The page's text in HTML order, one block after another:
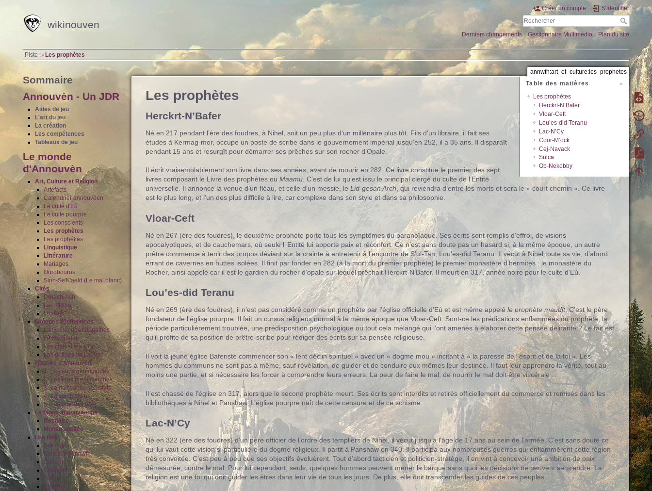
wikinouven
Créer un compte S'identifier
Derniers changements Gestionnaire Multimédia Plan du site
Piste : • Les prophètes
Sommaire
Annouvèn - Un JDR
Aides de jeu
L'art du jeu
La création
Les compétences
Tableaux de jeu
Le monde
d'Annouvèn
Art, Culture et Religion
Artefacts
Calendrier annouvéen
Le culte d'Eù
Le culte pourpre
Les conscients
Les prophètes
Les prophéties
Linguistique
Littérature
Mariages
Ourobouros
Sinn-Se'K'aeld (Le mal blanc)
Cités
Derach-Ach
Far-T'Ulha
Lin-Bek
Groupes d'influences
La Guilde des télépathes
Le Morganat
Les chevaliers d'Eù
Les guildes de Llarkno
Histoire d'Annouvèn
1- Les éons géologiques
2- Les ères préhistoriques
3- La naissance des états
4- La colonisation
5- Les grandes ères
La faune annouvéenne
Bestiaire
Monstruosités
Les huit
Bel-Buk
Blasons d'Annwfn
Cahour
Chanseth
Darsh
Kotzash
annwfn:art_et_culture:les_prophetes
Table des matières
Les prophètes
Herckrt-N’Bafer
Vloar-Ceft
Lou’es-did Teranu
Lac-N’Cy
Coor-M’ock
Cej-Navack
Sulca
Ob-Nekobby
Les prophètes
Herckrt-N’Bafer
Né en 217 pendant l’ère des foudres, à Nihel, soit un peu plus d’un millénaire plus tôt. Fils d’un libraire, il fait ses
études à Kermag-mor, occupe un poste de scribe dans le gouvernement impérial jusqu’en 252, il a 35 ans. Il disparaît
pendant 15 ans et resurgît pour démarrer ses prêches sur son rocher d’Opale.
Il écrit vraisemblablement son livre dans ses années, avant de mourir en 282. Ce livre constitue le premier des sept
livres composant le Livre des prophètes ou Maamù. C’est de lui qu’est issu le principal clergé du culte de l’Entité
universelle. Il annonce la venue d’un fléau, et celle d’un messie, le Lid-gesah’Arch, qui reviendra d’entre les morts et sera le « court chemin ». Ce livre
est le plus long, et l’un des plus difficile à lire, car complexe dans son style et dans sa philosophie.
Vloar-Ceft
Né en 267 (ère des foudres), le deuxième prophète porte tous les symptômes du paranoïaque. Ses écrits sont remplis d’effroi, de visions
apocalyptiques, et de cauchemars, où seule l’ Entité lui apporte paix et réconfort. Ce n’est sans doute pas un hasard si, à la même époque, un autre
prêtre commence à tenir des propos déviant sur la crainte à entretenir à l’encontre de S’ul-Tan, Lou’es-did Teranu. Il vécut à Nihel toute sa vie, d’abord
errant de cavernes en huttes isolées. Il finit par fonder en 282 (à la mort du premier prophète) le premier monastère d’hermites : le monastère du
Rocher, ainsi appelé car il est le gardien du rocher d’opale sur lequel prêchait Herckrt-N’Bafer. Il meurt en 317, année noire pour le culte d’Eù.
Lou’es-did Teranu
Né en 269 (ère des foudres), il n’est pas considéré comme un prophète par l’église officielle d’Eù et est même appelé le prophète maudit. C’est le père
fondateur de l’église pourpre. Il fait un cursus religieux normal à la même époque que Vloar-Ceft. Sont-ce les prédications enflammées du prophète, la
période particulièrement troublée, une prédisposition psychologique ou tout cela mélangé qui l’ont amenés à élaborer cette pensée délirante ? Le fait est
qu’il profite de sa position de prêtre-scribe pour rédiger des écrits sur sa pensée religieuse.
Il voit la jeune église Baferiste commencer son « lent déclin spirituel » avec un « dogme mou » incitant à « la paresse de l’esprit et de la foi ». Les
hommes du communs ne sont pas à même, sauf révélation, de guider et de conduire eux mêmes leur destinée. Il faut leur apprendre la vérité, tout au
moins une partie, et si nécessaire les forcer à comprendre leurs erreurs. La peur de faire le mal, de nourrir le mal doit être viscérale…
Il est chassé de l’église en 317, alors que le second prophète meurt. Ses écrits sont interdits et retirés officiellement du commerce et remisés dans les
bibliothèques à Nihel et Panshaw. L’église pourpre naît de cette censure et de ce schisme.
Lac-N’Cy
Né en 322 (ère des foudres) d’un père officier de l’ordre des templiers de Nihel, il vécut jusqu’à l’âge de 17 ans au sein de l’armée. C’est sans doute ce
qui lui vaut cette vision si particulière du dogme religieux. Il partit à Panshaw en 340. Il participa aux nombreuses guerres qui enflammèrent cette région
très convoitée. C’est peu à peu que ses objectifs évoluèrent. Tout d’abord tacticien et politicien-stratège, il en vint à concevoir une ambition de paix
démesurée, contre le mal. Pour lui cependant, seuls, quelques hommes peuvent mener la barque sans quoi les décisions ne peuvent se prendre. La
religion est une foi qui doit guider les êtres dans leur vie de tous les jours. De plus, elle doit transcender les guides de ces peuples…